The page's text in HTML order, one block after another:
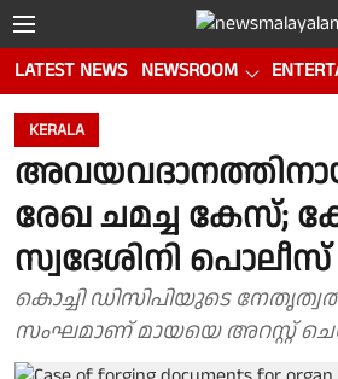
LATEST NEWS NEWSROOM
KERALA
രേഖ ചമച്ച കേസ്;
സ്വദേശിനി പൊലീസ്
കൊച്ചി ഡിസിപിയുടെ
സംഘമാണ് മായയെ അറസ്റ്റ്